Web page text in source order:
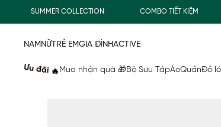
SUMMER COLLECTION COMBO TIẾT KIỆM
NAMNỮTRẺ EMGIA ĐÌNHACTIVE
Ưu đãi 🔥 Mua nhận quà 🎁Bộ Sưu TậpÁoQuầnĐồ